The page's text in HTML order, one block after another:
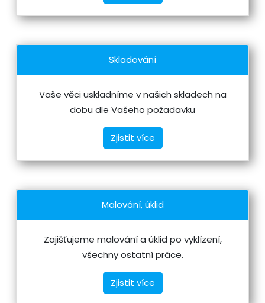
Skladování
Vaše věci uskladníme v našich skladech na
dobu dle Vašeho požadavku
Zjistit více
Malování, úklid
Zajišťujeme malování a úklid po vyklízení,
všechny ostatní práce.
Zjistit více